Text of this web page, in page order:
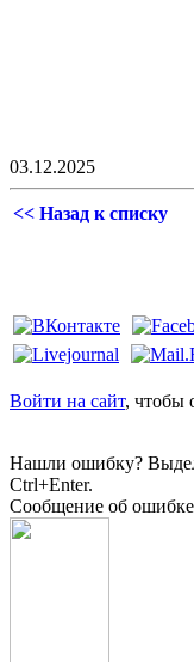
03.12.2025
<< Назад к списку
Войти на сайт, чтобы
Нашли ошибку?
Ctrl+Enter.
Сообщение об ошибке